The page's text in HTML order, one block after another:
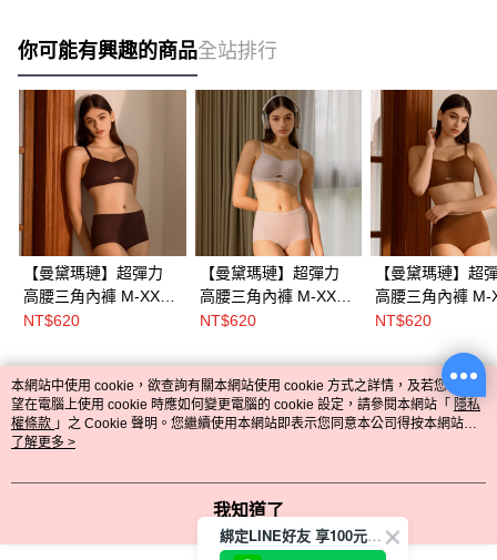
你可能有興趣的商品全站排行
【曼黛瑪璉】超彈力
高腰三角內褲 M-XXL
(柔霧褐)
NT$620
【曼黛瑪璉】超彈力
高腰三角內褲 M-XXL
(奶霜灰)
NT$620
【曼黛瑪璉】超
高腰三角內褲 M-
(金燦棕)
NT$620
熱門標籤
本網站中使用 cookie，欲查詢有關本網站使用 cookie 方式之詳情，及若您不希
望在電腦上使用 cookie 時應如何變更電腦的 cookie 設定，請參閱本網站「 隱私
權條款 」之 Cookie 聲明。您繼續使用本網站即表示您同意本公司得按本網站使
用條款之 Cookie 聲明使用 cookie。
了解更多 >
我知道了
綁定LINE好友 享100元折價券